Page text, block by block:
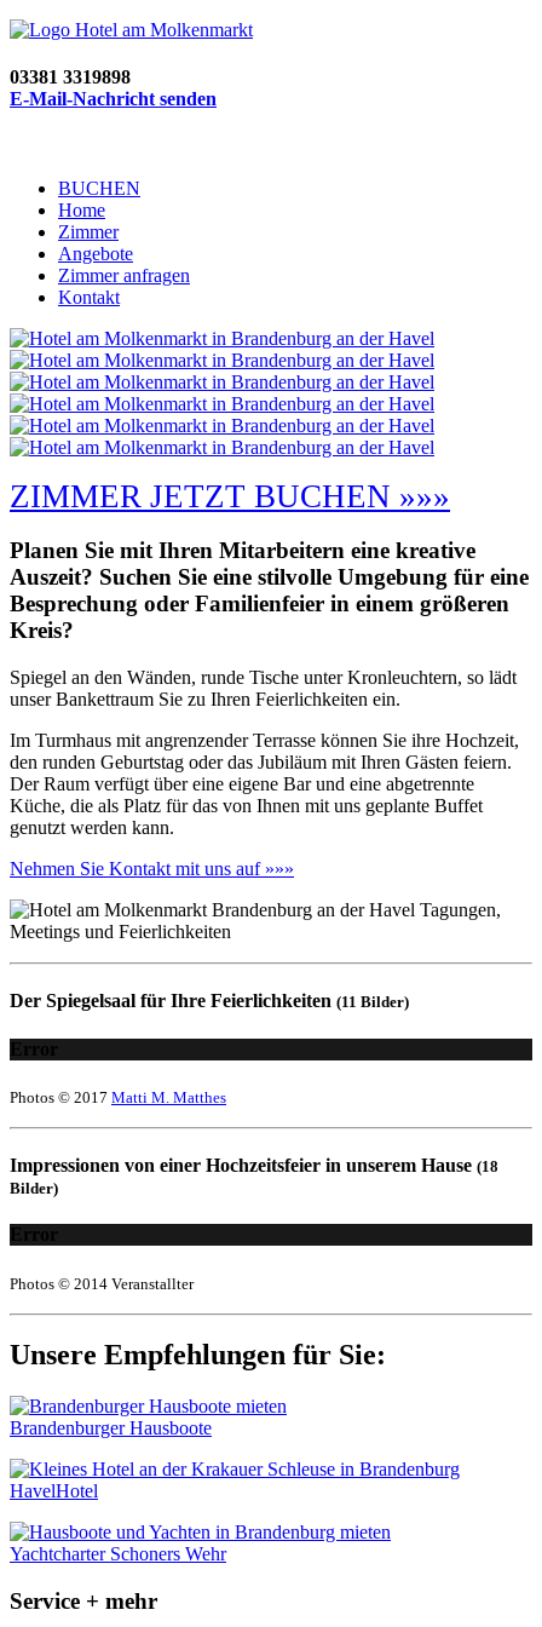
03381 3319898
E-Mail-Nachricht senden
BUCHEN
Home
Zimmer
Angebote
Zimmer anfragen
Kontakt
ZIMMER JETZT BUCHEN »»»
Planen Sie mit Ihren Mitarbeitern eine kreative
Auszeit? Suchen Sie eine stilvolle Umgebung für eine
Besprechung oder Familienfeier in einem größeren
Kreis?
Spiegel an den Wänden, runde Tische unter Kronleuchtern, so lädt
unser Bankettraum Sie zu Ihren Feierlichkeiten ein.
Im Turmhaus mit angrenzender Terrasse können Sie ihre Hochzeit,
den runden Geburtstag oder das Jubiläum mit Ihren Gästen feiern.
Der Raum verfügt über eine eigene Bar und eine abgetrennte
Küche, die als Platz für das von Ihnen mit uns geplante Buffet
genutzt werden kann.
Nehmen Sie Kontakt mit uns auf »»»
Der Spiegelsaal für Ihre Feierlichkeiten (11 Bilder)
Error
Photos © 2017 Matti M. Matthes
Impressionen von einer Hochzeitsfeier in unserem Hause (18
Bilder)
Error
Photos © 2014 Veranstallter
Unsere Empfehlungen für Sie:
Brandenburger Hausboote
HavelHotel
Yachtcharter Schoners Wehr
Service + mehr